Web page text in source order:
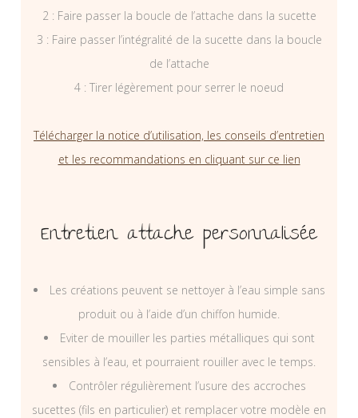
2 : Faire passer la boucle de l’attache dans la sucette
3 : Faire passer l’intégralité de la sucette dans la boucle
de l’attache
4 : Tirer légèrement pour serrer le noeud
Télécharger la notice d’utilisation, les conseils d’entretien
et les recommandations en cliquant sur ce lien
Entretien attache personnalisée
Les créations peuvent se nettoyer à l’eau simple sans
produit ou à l’aide d’un chiffon humide.
Eviter de mouiller les parties métalliques qui sont
sensibles à l’eau, et pourraient rouiller avec le temps.
Contrôler régulièrement l’usure des accroches
sucettes (fils en particulier) et remplacer votre modèle en